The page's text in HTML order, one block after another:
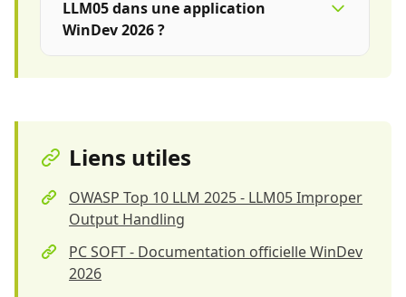
LLM05 dans une application
WinDev 2026 ?
Liens utiles
OWASP Top 10 LLM 2025 - LLM05 Improper
Output Handling
PC SOFT - Documentation officielle WinDev
2026